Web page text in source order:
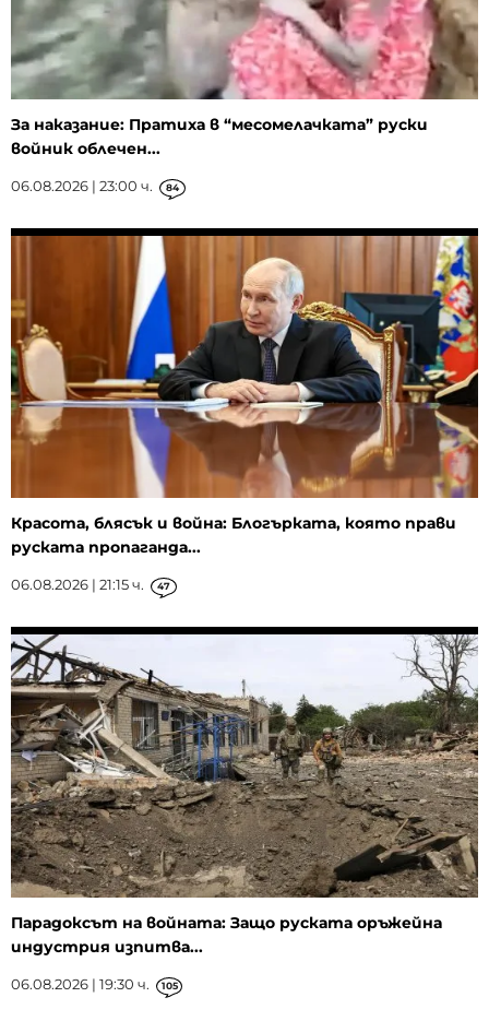
За наказание: Пратиха в “месомелачката” руски
войник облечен...
06.08.2026 | 23:00 ч. 84
Красота, блясък и война: Блогърката, която прави
руската пропаганда...
06.08.2026 | 21:15 ч. 47
Парадоксът на войната: Защо руската оръжейна
индустрия изпитва...
06.08.2026 | 19:30 ч. 105